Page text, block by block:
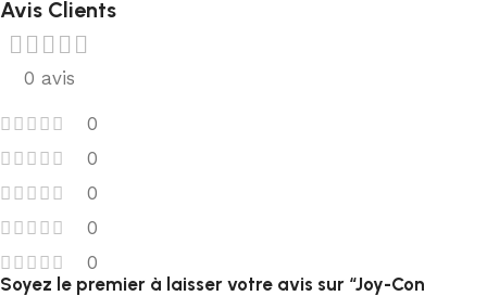
Avis Clients
0 avis
0
0
0
0
0
Soyez le premier à laisser votre avis sur “Joy-Con